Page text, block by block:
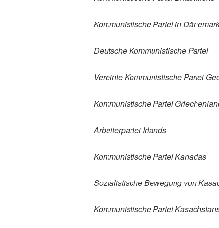
Kommunistische Partei in Dänemark
Deutsche Kommunistische Partei
Vereinte Kommunistische Partei
Kommunistische Partei
Arbeiterpartei Irlands
Kommunistische Partei Kanadas
Sozialistische Bewegung von
Kommunistische Partei